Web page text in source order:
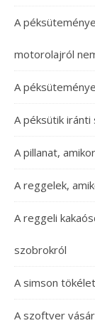
A
motorolajról
A
A péksütik
A pillanat,
A reggelek,
A reggeli
szobrokról
A simson
A szoftver